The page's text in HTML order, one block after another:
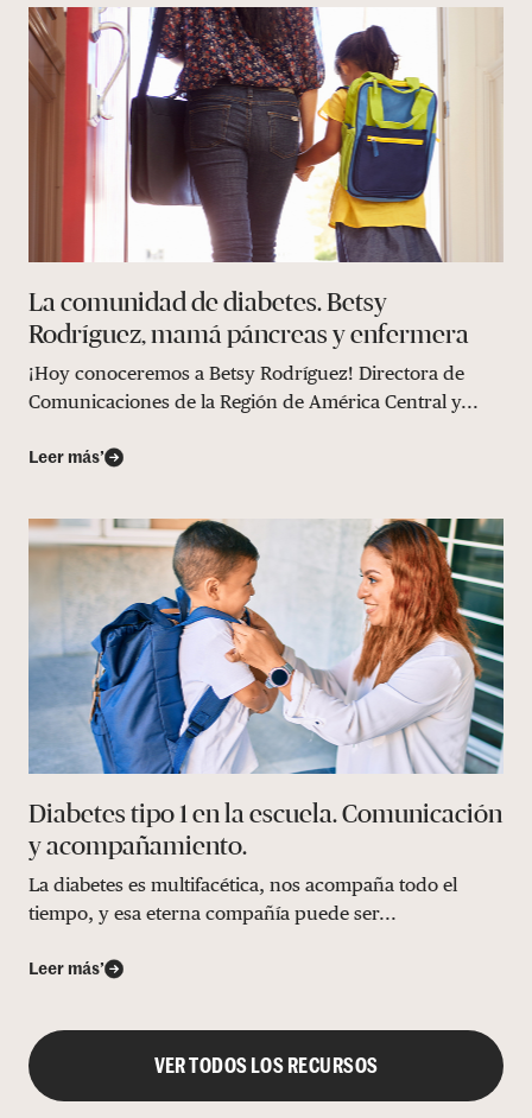
La comunidad de diabetes. Betsy
Rodríguez, mamá páncreas y enfermera
¡Hoy conoceremos a Betsy Rodríguez! Directora de
Comunicaciones de la Región de América Central y...
Leer más’
Diabetes tipo 1 en la escuela. Comunicación
y acompañamiento.
La diabetes es multifacética, nos acompaña todo el
tiempo, y esa eterna compañía puede ser...
Leer más’
VER TODOS LOS RECURSOS